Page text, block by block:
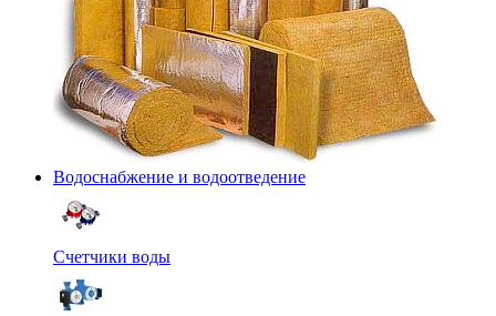
Водоснабжение и водоотведение
Счетчики воды